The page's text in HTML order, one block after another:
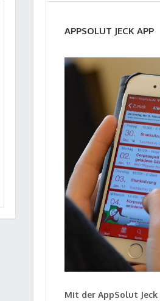
APPSOLUT JECK APP
Mit der AppSolut